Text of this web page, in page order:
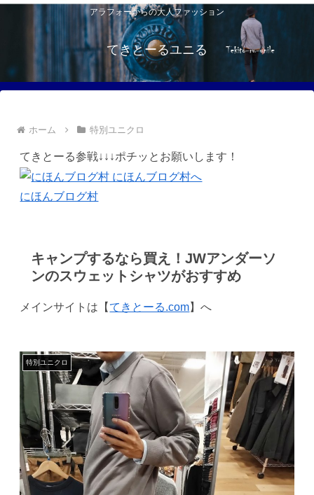
アラフォーからの大人ファッション
てきとーるユニる
ホーム 特別ユニクロ
てきとーる参戦↓↓↓ポチッとお願いします！
にほんブログ村
キャンプするなら買え！JWアンダーソ
ンのスウェットシャツがおすすめ
メインサイトは【てきとーる.com】へ
特別ユニクロ